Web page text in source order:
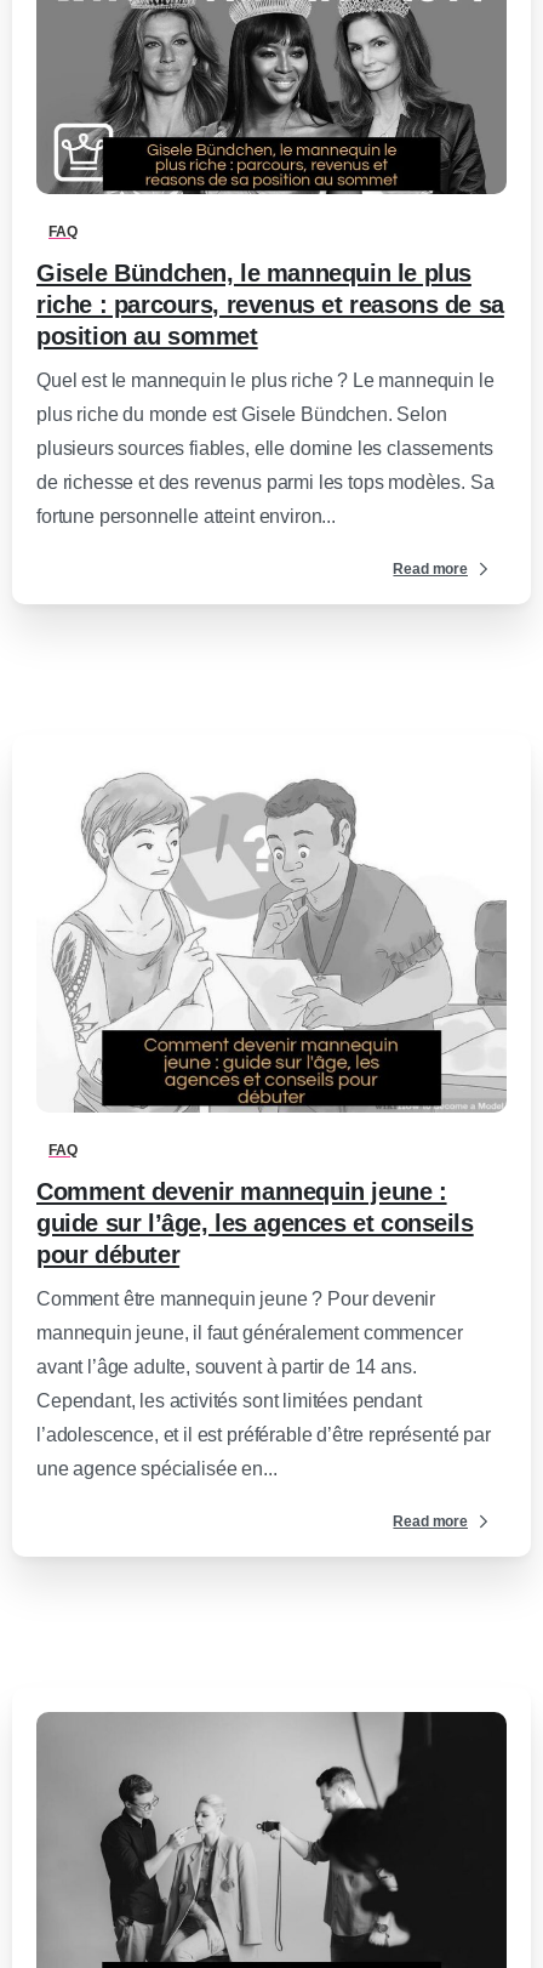
0 -
FAQ
Gisele Bündchen, le mannequin le plus
riche : parcours, revenus et reasons de sa
position au sommet
Quel est le mannequin le plus riche ? Le mannequin le
plus riche du monde est Gisele Bündchen. Selon
plusieurs sources fiables, elle domine les classements
de richesse et des revenus parmi les tops modèles. Sa
fortune personnelle atteint environ...
Read more
0
FAQ
Comment devenir mannequin jeune :
guide sur l’âge, les agences et conseils
pour débuter
Comment être mannequin jeune ? Pour devenir
mannequin jeune, il faut généralement commencer
avant l’âge adulte, souvent à partir de 14 ans.
Cependant, les activités sont limitées pendant
l’adolescence, et il est préférable d’être représenté par
une agence spécialisée en...
Read more